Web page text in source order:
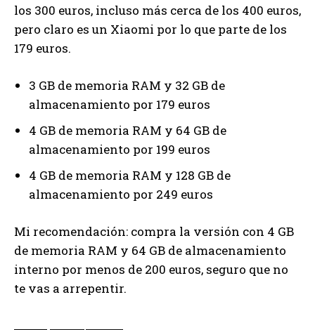
los 300 euros, incluso más cerca de los 400 euros,
pero claro es un Xiaomi por lo que parte de los
179 euros.
3 GB de memoria RAM y 32 GB de
almacenamiento por 179 euros
4 GB de memoria RAM y 64 GB de
almacenamiento por 199 euros
4 GB de memoria RAM y 128 GB de
almacenamiento por 249 euros
Mi recomendación: compra la versión con 4 GB
de memoria RAM y 64 GB de almacenamiento
interno por menos de 200 euros, seguro que no
te vas a arrepentir.